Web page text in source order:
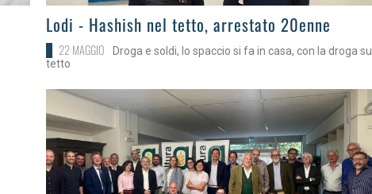
>Lodi - Hashish nel tetto, arrestato 20enne
22 MAGGIO
Droga e soldi, lo spaccio si fa in casa, con la droga sul
tetto